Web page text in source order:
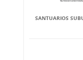
SANTUARIOS